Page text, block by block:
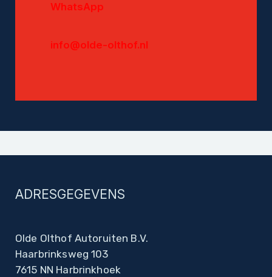
WhatsApp
info@olde-olthof.nl
ADRESGEGEVENS
Olde Olthof Autoruiten B.V.
Haarbrinksweg 103
7615 NN Harbrinkhoek